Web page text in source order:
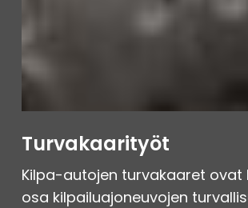
Turvakaarityöt
Kilpa-autojen turvakaaret ovat
osa kilpailuajoneuvojen